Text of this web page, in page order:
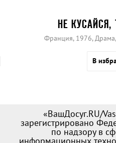
НЕ КУСАЙСЯ,
Франция, 1976,
В
«ВашДосуг.RU/
зарегистрировано
по надзору в